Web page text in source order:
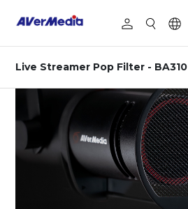
Live Streamer Pop Filter - BA310